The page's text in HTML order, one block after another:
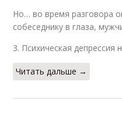
Но… во время разговора
собеседнику в глаза,
3. Психическая
Читать дальше →